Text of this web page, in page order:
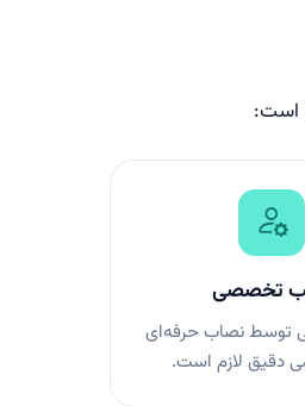
است:
تخصصی
نصاب حرفه‌ای
دقیق لازم است.